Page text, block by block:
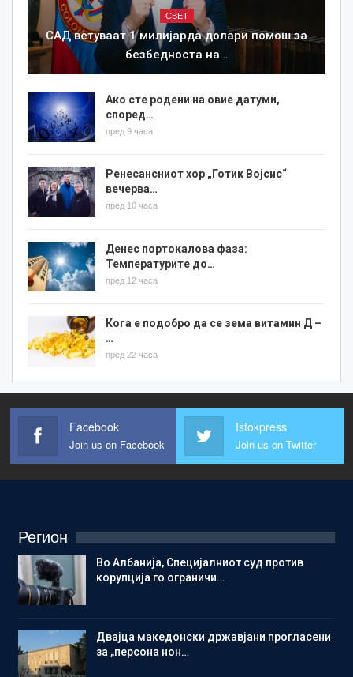
СВЕТ
САД ветуваат 1 милијарда долари помош за
безбедноста на…
Ако сте родени на овие датуми,
според…
пред 9 часа
Ренесансниот хор „Готик Војсис“
вечерва…
пред 10 часа
Денес портокалова фаза:
Температурите до…
пред 12 часа
Кога е подобро да се зема витамин Д –
…
пред 22 часа
Facebook
Join us on Facebook
Istokpress
Join us on Twitter
Регион
Во Албанија, Специјалниот суд против
корупција го ограничи…
Двајца македонски државјани прогласени
за „персона нон…